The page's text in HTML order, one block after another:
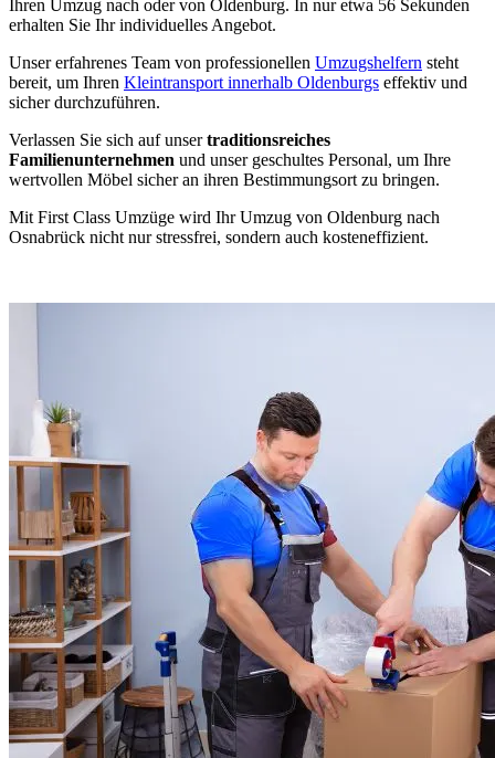
Ihren Umzug nach oder von Oldenburg. In nur etwa 56 Sekunden
erhalten Sie Ihr individuelles Angebot.
Unser erfahrenes Team von professionellen Umzugshelfern steht
bereit, um Ihren Kleintransport innerhalb Oldenburgs effektiv und
sicher durchzuführen.
Verlassen Sie sich auf unsertraditionsreiches
Familienunternehmen und unser geschultes Personal, um Ihre
wertvollen Möbel sicher an ihren Bestimmungsort zu bringen.
Mit First Class Umzüge wird Ihr Umzug von Oldenburg nach
Osnabrück nicht nur stressfrei, sondern auch kosteneffizient.